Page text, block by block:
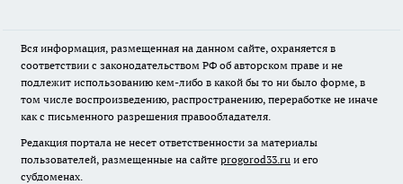
Вся информация, размещенная на данном сайте, охраняется в
соответствии с законодательством РФ об авторском праве и не
подлежит использованию кем-либо в какой бы то ни было форме, в
том числе воспроизведению, распространению, переработке не иначе
как с письменного разрешения правообладателя.
Редакция портала не несет ответственности за материалы
пользователей, размещенные на сайте progorod33.ru и его
субдоменах.